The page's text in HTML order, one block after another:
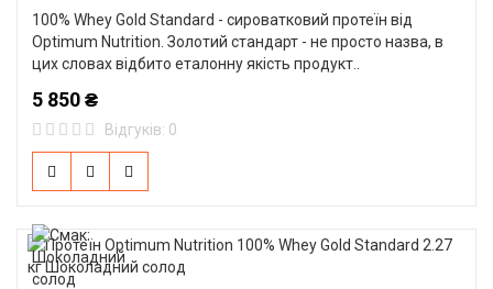
100% Whey Gold Standard - сироватковий протеїн від
Optimum Nutrition. Золотий стандарт - не просто назва, в
цих словах відбито еталонну якість продукт..
5 850 ₴
Відгуків: 0